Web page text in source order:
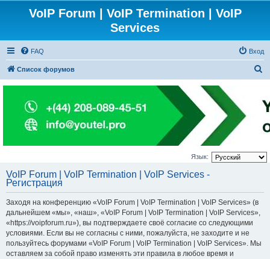
VoIP Forum | VoIP Termination | VoIP
Services
FAQ Вход
Список форумов
с
к
Язык:
VoIP Forum | VoIP Termination | VoIP Services -
Регистрация
Заходя на конференцию «VoIP Forum | VoIP Termination | VoIP Services» (в
дальнейшем «мы», «наш», «VoIP Forum | VoIP Termination | VoIP Services»,
«https://voipforum.ru»), вы подтверждаете своё согласие со следующими
условиями. Если вы не согласны с ними, пожалуйста, не заходите и не
пользуйтесь форумами «VoIP Forum | VoIP Termination | VoIP Services». Мы
оставляем за собой право изменять эти правила в любое время и